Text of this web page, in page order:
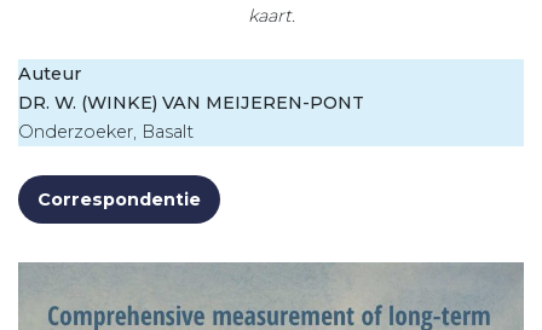
kaart.
Auteur
DR. W. (WINKE) VAN MEIJEREN-PONT
Onderzoeker, Basalt
Correspondentie